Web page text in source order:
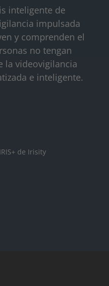
inteligente de
impulsada
y comprenden el
no tengan
la videovigilancia
e inteligente.